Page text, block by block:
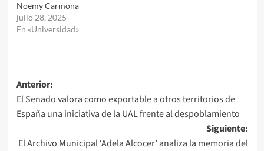
Noemy Carmona
julio 28, 2025
En «Universidad»
Navegación
de
entradas
Anterior:
El Senado valora como exportable a otros territorios de
España una iniciativa de la UAL frente al despoblamiento
Siguiente:
El Archivo Municipal ‘Adela Alcocer’ analiza la memoria del